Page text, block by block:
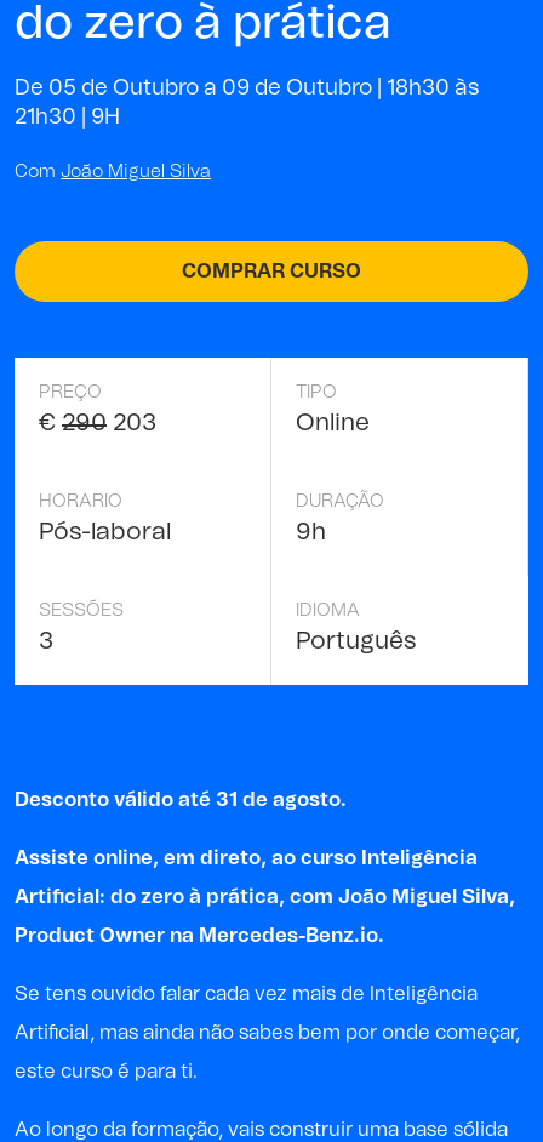
do zero à prática
De 05 de Outubro a 09 de Outubro | 18h30 às
21h30 | 9H
Com João Miguel Silva
COMPRAR CURSO
PREÇO
€ 290 203
TIPO
Online
HORARIO
Pós-laboral
DURAÇÃO
9h
SESSÕES
3
IDIOMA
Português
Desconto válido até 31 de agosto.
Assiste online, em direto, ao curso Inteligência
Artificial: do zero à prática, com João Miguel Silva,
Product Owner na Mercedes-Benz.io.
Se tens ouvido falar cada vez mais de Inteligência
Artificial, mas ainda não sabes bem por onde começar,
este curso é para ti.
Ao longo da formação, vais construir uma base sólida